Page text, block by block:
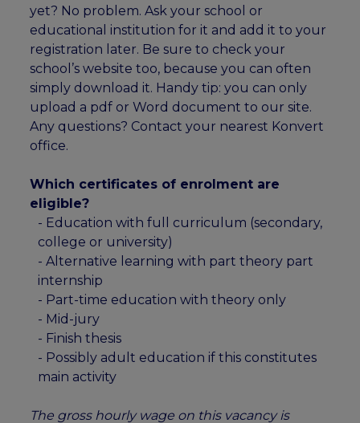
yet? No problem. Ask your school or
educational institution for it and add it to your
registration later. Be sure to check your
school’s website too, because you can often
simply download it. Handy tip: you can only
upload a pdf or Word document to our site.
Any questions? Contact your nearest Konvert
office.
Which certificates of enrolment are
eligible?
- Education with full curriculum (secondary,
college or university)
- Alternative learning with part theory part
internship
- Part-time education with theory only
- Mid-jury
- Finish thesis
- Possibly adult education if this constitutes
main activity
The gross hourly wage on this vacancy is